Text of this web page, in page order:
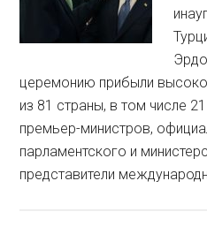
церемонию прибыли
из 81 страны, в том числе
премьер-министров,
парламентского и
представители